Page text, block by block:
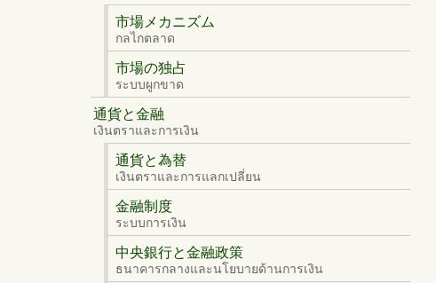
市場メカニズム
กลไกตลาด
市場の独占
ระบบผูกขาด
通貨と金融
เงินตราและการเงิน
通貨と為替
เงินตราและการแลกเปลี่ยน
金融制度
ระบบการเงิน
中央銀行と金融政策
ธนาคารกลางและนโยบายด้านการเงิน